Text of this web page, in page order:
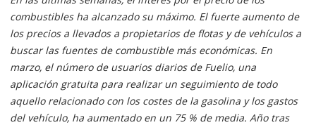
combustibles ha alcanzado su máximo. El fuerte aumento de
los precios a llevados a propietarios de flotas y de vehículos a
buscar las fuentes de combustible más económicas. En
marzo, el número de usuarios diarios de Fuelio, una
aplicación gratuita para realizar un seguimiento de todo
aquello relacionado con los costes de la gasolina y los gastos
del vehículo, ha aumentado en un 75 % de media. Año tras